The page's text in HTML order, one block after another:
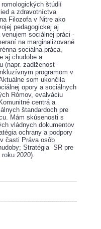
štúdií
a zdravotníctva
Filozofa v Nitre ako
pedagogickej aj
sociálnej práci -
na marginalizované
sociálna práca,
aj chudobe a
(napr. zadlženosť
programom v
som ukončila
opory a sociálnych
Rómov, evalváciu
centrá a
štandardoch pre
Mám skúsenosti s
vládnych dokumentov
ochrany a podpory
časti Práva osôb
Stratégia  SR pre
2020).